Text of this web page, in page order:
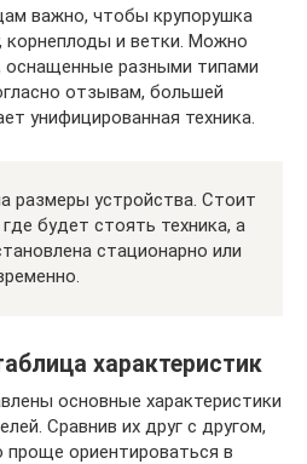
важно, чтобы крупорушка
корнеплоды и ветки. Можно
оснащенные разными типами
отзывам, большей
унифицированная техника.
размеры устройства. Стоит
будет стоять техника, а
стационарно или
характеристик
основные характеристики
Сравнив их друг с другом,
проще ориентироваться в